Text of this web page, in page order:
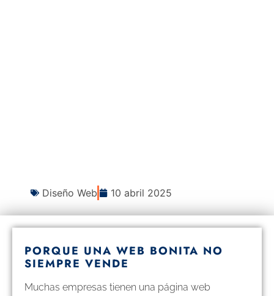
Diseño Web 10 abril 2025
PORQUE UNA WEB BONITA NO
SIEMPRE VENDE
Muchas empresas tienen una página web